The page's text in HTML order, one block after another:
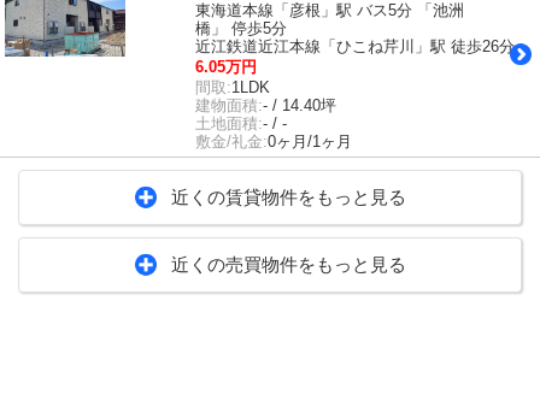
東海道本線「彦根」駅 バス5分 「池洲
橋」 停歩5分
近江鉄道近江本線「ひこね芹川」駅 徒歩26分
6.05万円
間取:1LDK
建物面積:- / 14.40坪
土地面積:- / -
敷金/礼金:0ヶ月/1ヶ月
近くの賃貸物件をもっと見る
近くの売買物件をもっと見る